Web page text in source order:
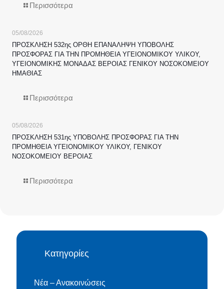
Περισσότερα
05/08/2026
ΠΡΟΣΚΛΗΣΗ 532ης ΟΡΘΗ ΕΠΑΝΑΛΗΨΗ ΥΠΟΒΟΛΗΣ
ΠΡΟΣΦΟΡΑΣ ΓΙΑ ΤΗΝ ΠΡΟΜΗΘΕΙΑ ΥΓΕΙΟΝΟΜΙΚΟΥ ΥΛΙΚΟΥ,
ΥΓΕΙΟΝΟΜΙΚΗΣ ΜΟΝΑΔΑΣ ΒΕΡΟΙΑΣ ΓΕΝΙΚΟΥ ΝΟΣΟΚΟΜΕΙΟΥ
ΗΜΑΘΙΑΣ
Περισσότερα
05/08/2026
ΠΡΟΣΚΛΗΣΗ 531ης ΥΠΟΒΟΛΗΣ ΠΡΟΣΦΟΡΑΣ ΓΙΑ ΤΗΝ
ΠΡΟΜΗΘΕΙΑ ΥΓΕΙΟΝΟΜΙΚΟΥ ΥΛΙΚΟΥ, ΓΕΝΙΚΟΥ
ΝΟΣΟΚΟΜΕΙΟΥ ΒΕΡΟΙΑΣ
Περισσότερα
Κατηγορίες
Νέα – Ανακοινώσεις